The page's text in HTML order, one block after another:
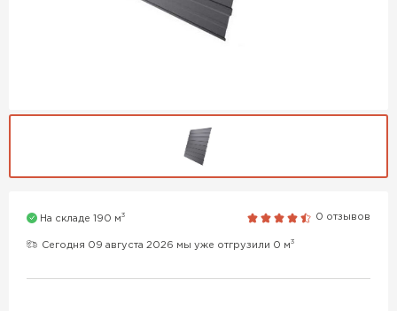
На складе 190 м3 0 отзывов
Сегодня 09 августа 2026 мы уже отгрузили 0 м3